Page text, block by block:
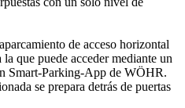
de acceso horizontal
que puede acceder mediante un
Smart-Parking-App de WÖHR.
se prepara detrás de puertas